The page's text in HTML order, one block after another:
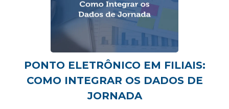
PONTO ELETRÔNICO EM FILIAIS:
COMO INTEGRAR OS DADOS DE
JORNADA